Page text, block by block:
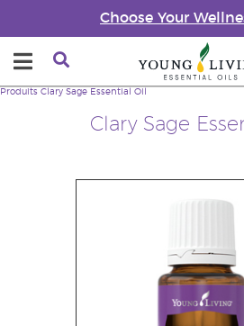
Choose Your
Clary Sage
Produits Clary Sage Essential Oil